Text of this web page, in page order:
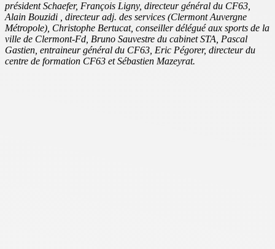
président Schaefer, François Ligny, directeur général du CF63,
Alain Bouzidi , directeur adj. des services (Clermont Auvergne
Métropole), Christophe Bertucat, conseiller délégué aux sports de la
ville de Clermont-Fd, Bruno Sauvestre du cabinet STA, Pascal
Gastien, entraineur général du CF63, Eric Pégorer, directeur du
centre de formation CF63 et Sébastien Mazeyrat.